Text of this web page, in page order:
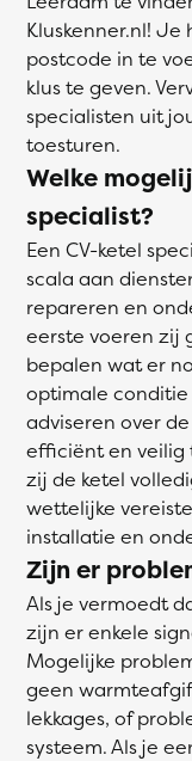
Kluskenner.nl!
postcode in te
klus te geven.
specialisten uit
toesturen.
Welke
specialist?
Een CV-ketel
scala aan
repareren en
eerste voeren zij
bepalen wat er
optimale
adviseren over
efficiënt en veilig
zij de ketel
wettelijke
installatie en
Zijn er
Als je vermoedt
zijn er enkele
Mogelijke
geen
lekkages, of
systeem. Als je